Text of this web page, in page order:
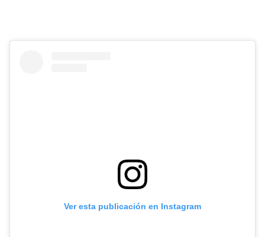
Ver esta publicación en Instagram